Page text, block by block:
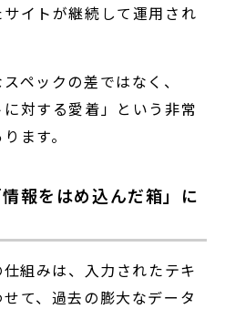
イトが継続して運用され
ペックの差ではなく、
に対する愛着」という非常
ます。
報をはめ込んだ箱」に
組みは、入力されたテキ
て、過去の膨大なデータ